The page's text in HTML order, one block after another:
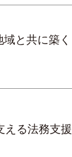
と共に築く
える法務支援